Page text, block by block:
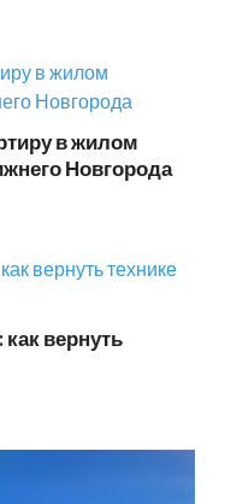
в жилом
Новгорода
вернуть